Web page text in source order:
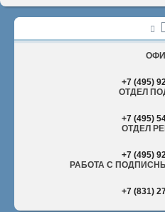
+7 (495)
ОТДЕЛ
+7 (495)
ОТДЕЛ
+7 (495)
РАБОТА С
+7 (831)